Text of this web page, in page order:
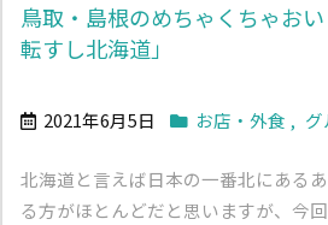
鳥取・島根のめちゃくちゃお
転すし北海道」
2021年6月5日 お店・外食 , グ
北海道と言えば日本の一番北にある
る方がほとんどだと思いますが、今